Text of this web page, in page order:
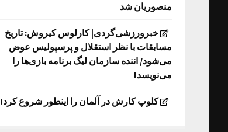
منصوریان شد
خبرورزشی‌گردی| کارلوس کیروش: تاریخ
مسابقات با نظر استقلال و پرسپولیس عوض
می‌شود/ اننده سازمان لیگ برنامه بازی‌ها را
می‌نویسد!
کلوپ کارش در آلمان را اینطور شروع کرد!